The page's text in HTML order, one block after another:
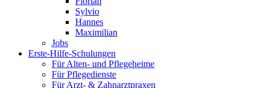
Sylvio
Hannes
Maximilian
Jobs
Erste-Hilfe-Schulungen
Für Alten- und Pflegeheime
Für Pflegedienste
Für Arzt- & Zahnarztpraxen